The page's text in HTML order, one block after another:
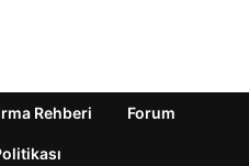
Rehberi Forum